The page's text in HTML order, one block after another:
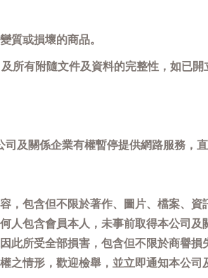
質或損壞的商品。
所有附隨文件及資料的完整性，如已
及關係企業有權暫停提供網路服務，直
，包含但不限於著作、圖片、檔案、
人包含會員本人，未事前取得本公司
此所受全部損害，包含但不限於商譽損
之情形，歡迎檢舉，並立即通知本公司